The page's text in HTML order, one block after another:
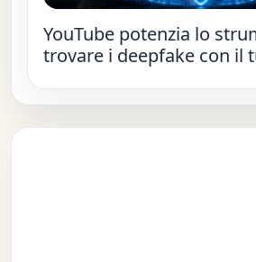
YouTube potenzia lo
trovare i deepfake con il